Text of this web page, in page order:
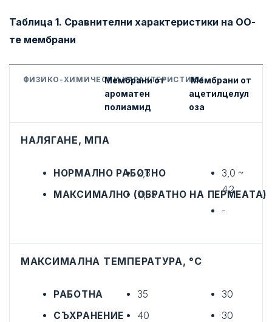
Таблица 1. Сравнителни характеристики на ОО-
те мембрани
ФИЗИКО-ХИМИЧЕСКИ ХАРАКТЕРИСТИКИ
Мембрани от
ароматен
полиамид
Мембрани от
ацетилцелул
оза
НАЛЯГАНЕ, МПА
НОРМАЛНО РАБОТНО
МАКСИМАЛНО (ОБРАТНО НА ПЕРМЕАТА)
2,8
0,35
3,0 ~
4.2
-
МАКСИМАЛНА ТЕМПЕРАТУРА, °C
РАБОТНА
СЪХРАНЕНИЕ
35
40
30
30